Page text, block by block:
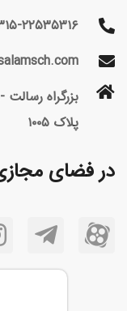
۰۲۱-
پلاک ۱۰۰۵
در فضای